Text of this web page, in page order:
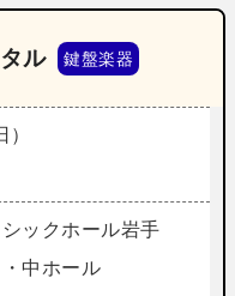
ル 鍵盤楽器
シックホール岩手
・中ホール